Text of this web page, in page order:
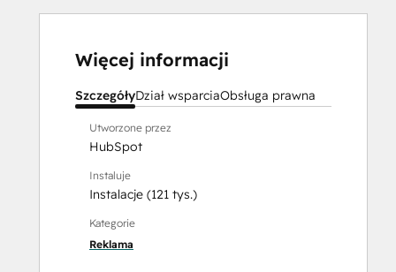
Więcej informacji
SzczegółyDział wsparciaObsługa prawna
Utworzone przez
HubSpot
Instaluje
Instalacje (121 tys.)
Kategorie
Reklama